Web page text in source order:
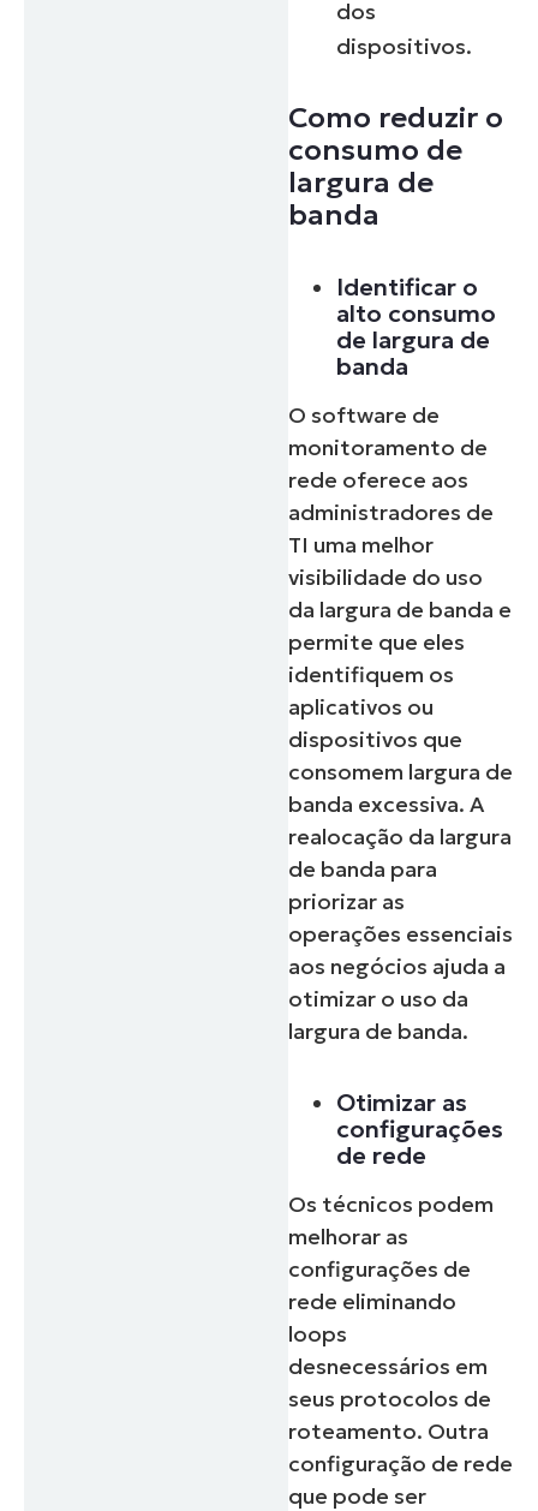
dos
dispositivos.
Como reduzir o
consumo de
largura de
banda
Identificar o
alto consumo
de largura de
banda
O software de
monitoramento de
rede oferece aos
administradores de
TI uma melhor
visibilidade do uso
da largura de banda e
permite que eles
identifiquem os
aplicativos ou
dispositivos que
consomem largura de
banda excessiva. A
realocação da largura
de banda para
priorizar as
operações essenciais
aos negócios ajuda a
otimizar o uso da
largura de banda.
Otimizar as
configurações
de rede
Os técnicos podem
melhorar as
configurações de
rede eliminando
loops
desnecessários em
seus protocolos de
roteamento. Outra
configuração de rede
que pode ser